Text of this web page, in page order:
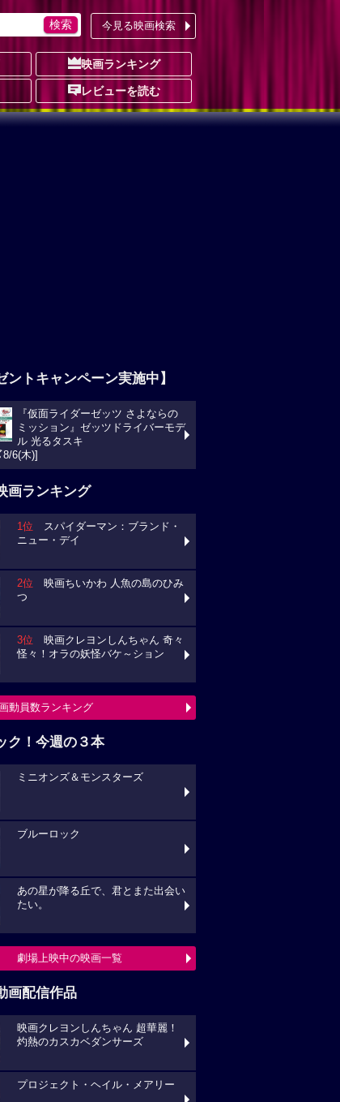
今見る映画検索
映画ランキング
レビューを読む
ントキャンペーン実施中】
『仮面ライダーゼッツ さよならの
ミッション』ゼッツドライバーモデ
ル 光るタスキ
6(木)]
画ランキング
1位 スパイダーマン：ブランド・
ニュー・デイ
2位 映画ちいかわ 人魚の島のひみ
つ
3位 映画クレヨンしんちゃん 奇々
怪々！オラの妖怪バケ～ション
動員数ランキング
ク！今週の３本
ミニオンズ＆モンスターズ
ブルーロック
あの星が降る丘で、君とまた出会い
たい。
劇場上映中の映画一覧
画配信作品
映画クレヨンしんちゃん 超華麗！
灼熱のカスカベダンサーズ
プロジェクト・ヘイル・メアリー